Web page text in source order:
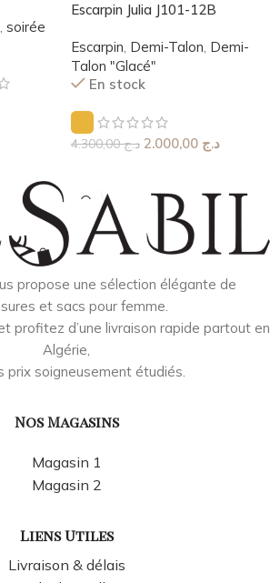
, soirée
Escarpin Julia J101-12B
Escarpin, Demi-Talon, Demi-
Talon "Glacé"
En stock
د.ج4.300,00 د.ج
propose une sélection élégante de
et sacs pour femme.
profitez d’une livraison rapide partout en
Algérie,
prix soigneusement étudiés.
Nos Magasins
Magasin 1
Magasin 2
Liens Utiles
Livraison & délais